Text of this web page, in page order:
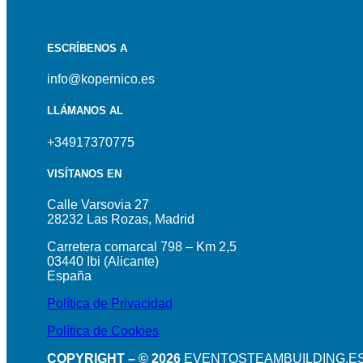
ESCRÍBENOS A
info@kopernico.es
LLÁMANOS AL
+34917370775
VISÍTANOS EN
Calle Varsovia 27
28232 Las Rozas, Madrid
Carretera comarcal 798 – Km 2,5
03440 Ibi (Alicante)
España
Política de Privacidad
Política de Cookies
COPYRIGHT – © 2026